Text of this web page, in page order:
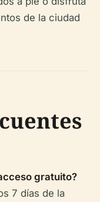
de la ciudad
gratuito?
7 días de la